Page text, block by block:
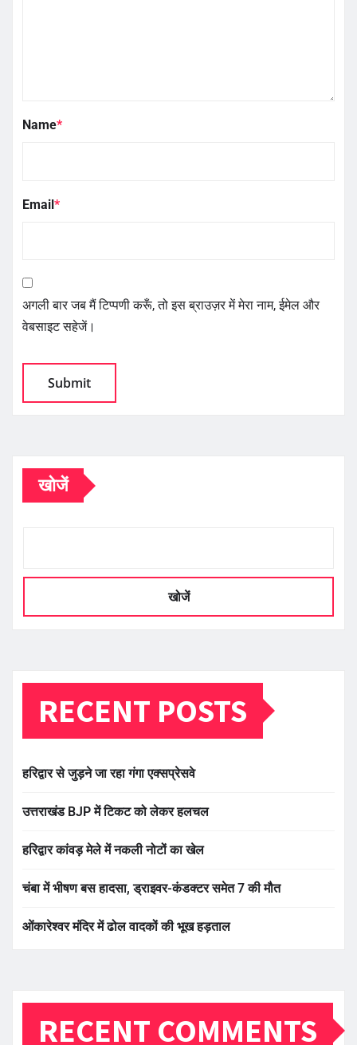
Name*
Email*
अगली बार जब मैं टिप्पणी करूँ, तो इस ब्राउज़र में मेरा नाम, ईमेल और
वेबसाइट सहेजें।
खोजें
खोजें
RECENT POSTS
हरिद्वार से जुड़ने जा रहा गंगा एक्सप्रेसवे
उत्तराखंड BJP में टिकट को लेकर हलचल
हरिद्वार कांवड़ मेले में नकली नोटों का खेल
चंबा में भीषण बस हादसा, ड्राइवर-कंडक्टर समेत 7 की मौत
ओंकारेश्वर मंदिर में ढोल वादकों की भूख हड़ताल
RECENT COMMENTS